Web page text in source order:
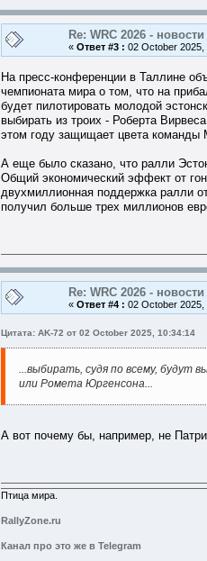
Re: WRC 2026 -
« Ответ #3 : 02 October 2025,
На пресс-конференции в Таллине
чемпионата мира о том, что на
будет пилотировать молодой
выбирать из троих - Роберта
этом году защищает цвета команды
А еще было сказано, что ралли
Общий экономический эффект от
двухмиллионная поддержка ралли
получил больше трех миллионов
Re: WRC 2026 -
« Ответ #4 : 02 October 2025,
Цитата: AK-72 от 02 October 2025, 10:34:14
...выбирать, судя по всему, будут
или Ромета Юргенсона...
А вот почему бы, например, не
Птица мира.
RallyZone.ru
Канал про это же в Telegram